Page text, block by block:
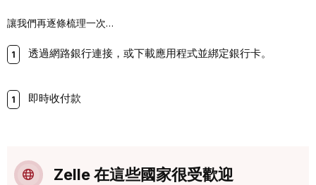
讓我們再逐條梳理一次…
透過網路銀行連接，或下載應用程式並綁定銀行卡。
即時收付款
Zelle 在這些國家很受歡迎